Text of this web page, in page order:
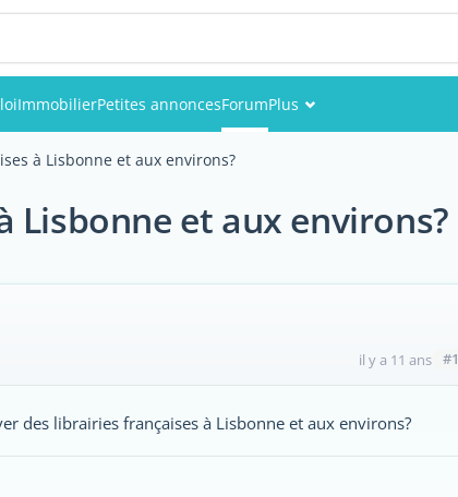
ImmobilierPetites annoncesForumPlus
à Lisbonne et aux environs?
Lisbonne et aux environs?
il y a 11 ans #1
des librairies françaises à Lisbonne et aux environs?